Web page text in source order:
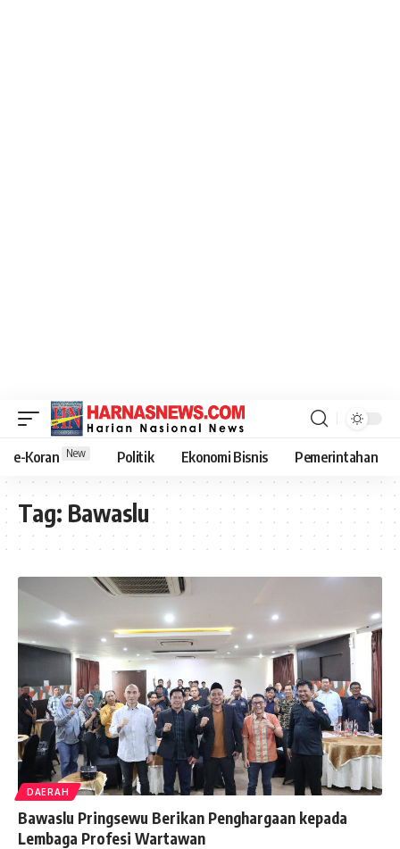
e-Koran New Politik Ekonomi Bisnis Pemerintahan
Tag: Bawaslu
DAERAH
Bawaslu Pringsewu Berikan Penghargaan kepada
Lembaga Profesi Wartawan